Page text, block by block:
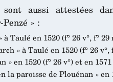
aussi attestées
» :
Taulé en 1520 (f° 26 v°, f° 29
» à Taulé en 1520 (f° 26 v°,
en 1520 (f° 26 v°) et en 1571
la paroisse de Plouénan » en